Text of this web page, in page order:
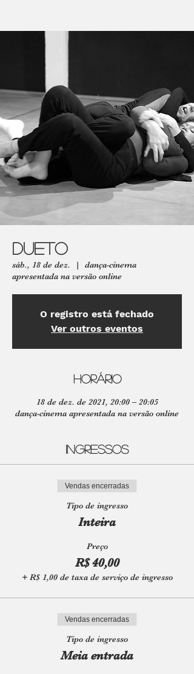
Dueto
sáb., 18 de dez.
  |
dança-cinema
apresentada na versão online
O registro está fechado
Ver outros eventos
Horário
18 de dez. de 2021, 20:00 – 20:05
dança-cinema apresentada na versão online
Ingressos
Vendas encerradas
Tipo de ingresso
Inteira
Preço
R$ 40,00
+ R$ 1,00 de taxa de serviço de ingresso
Vendas encerradas
Tipo de ingresso
Meia entrada